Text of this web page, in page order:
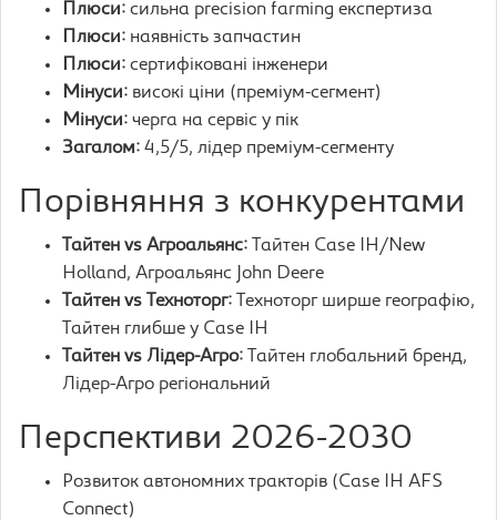
Плюси: сильна precision farming експертиза
Плюси: наявність запчастин
Плюси: сертифіковані інженери
Мінуси: високі ціни (преміум-сегмент)
Мінуси: черга на сервіс у пік
Загалом: 4,5/5, лідер преміум-сегменту
Порівняння з конкурентами
Тайтен vs Агроальянс: Тайтен Case IH/New
Holland, Агроальянс John Deere
Тайтен vs Техноторг: Техноторг ширше географію,
Тайтен глибше у Case IH
Тайтен vs Лідер-Агро: Тайтен глобальний бренд,
Лідер-Агро регіональний
Перспективи 2026-2030
Розвиток автономних тракторів (Case IH AFS
Connect)